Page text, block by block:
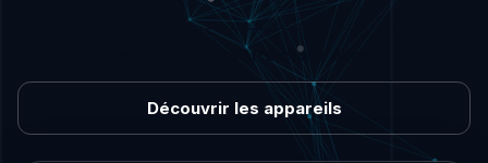
Cartographier votre cas d'usage
Découvrir les appareils